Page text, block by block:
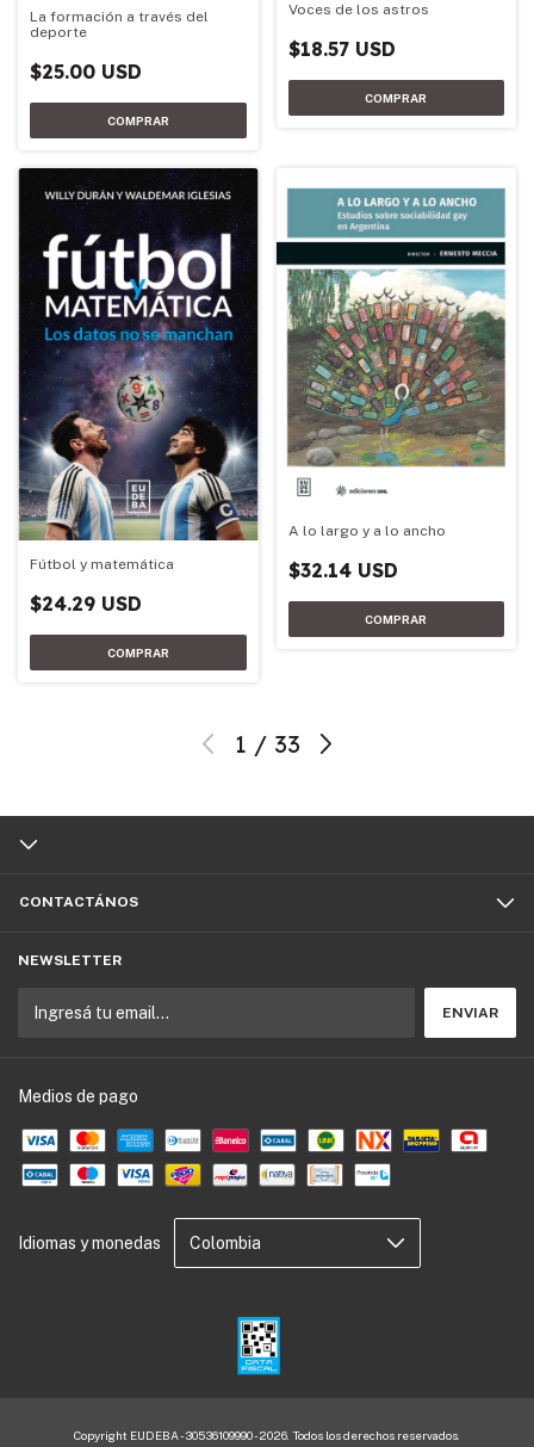
La formación a través del
deporte
$25.00 USD
Voces de los astros
$18.57 USD
Fútbol y matemática
$24.29 USD
A lo largo y a lo ancho
$32.14 USD
1 / 33
CONTACTÁNOS
NEWSLETTER
Medios de pago
Idiomas y monedas
Copyright EUDEBA - 30536109990 - 2026. Todos los derechos reservados.